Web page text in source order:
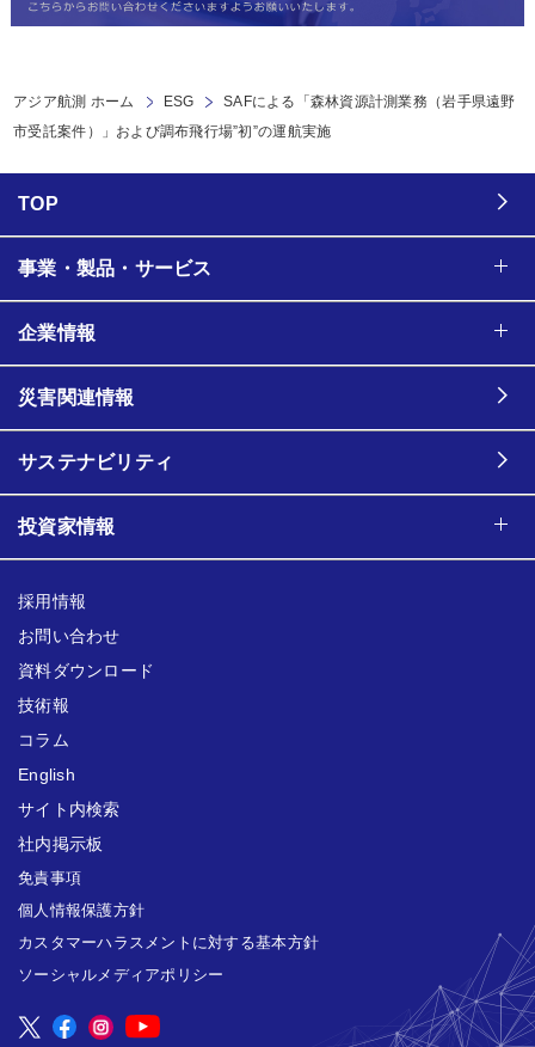
アジア航測 ホーム ESG
SAFによる「森林資源計測業務（岩手県遠野
市受託案件）」および調布飛行場”初”の運航実施
TOP
事業・製品・サービス
企業情報
災害関連情報
サステナビリティ
投資家情報
採用情報
お問い合わせ
資料ダウンロード
技術報
コラム
English
サイト内検索
社内掲示板
免責事項
個人情報保護方針
カスタマーハラスメントに対する基本方針
ソーシャルメディアポリシー